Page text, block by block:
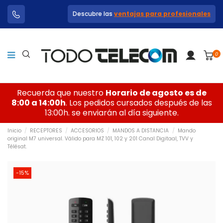
Descubre las ventajas para profesionales
0
Recuerda que nuestro Horario de agosto es de
8:00 a 14:00h. Los pedidos cursados después de las
13:00h. se enviarán al día siguiente.
Inicio RECEPTORES ACCESORIOS MANDOS A DISTANCIA
Mando
original M7 universal. Válido para MZ 101, 102 y 201 Canal Digitaal, TVV y
Télésat.
-15%